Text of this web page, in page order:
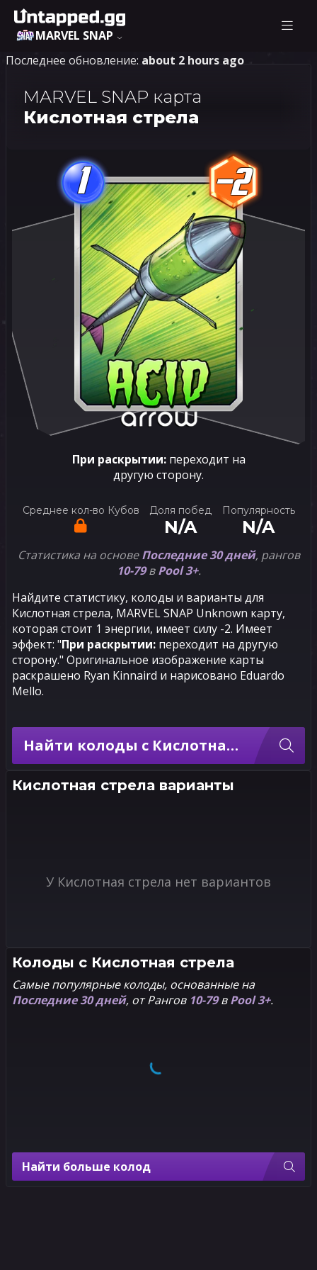
MARVEL SNAP
Последнее обновление: about 2 hours ago
MARVEL SNAP карта
Кислотная стрела
1 -2
При раскрытии:переходит на
другую сторону.
Среднее кол-во Кубов Доля побед
N/A
Популярность
N/A
Статистика на основеПоследние 30 дней, рангов
10-79вPool 3+.
Найдите статистику, колоды и варианты для
Кислотная стрела, MARVEL SNAP Unknown карту,
которая стоит 1 энергии, имеет силу -2. Имеет
эффект: "При раскрытии: переходит на другую
сторону." Оригинальное изображение карты
раскрашено Ryan Kinnaird и нарисовано Eduardo
Mello.
Найти колоды с Кислотная стрела
Кислотная стрела варианты
У Кислотная стрела нет вариантов
Колоды с Кислотная стрела
Самые популярные колоды, основанные на
Последние 30 дней, от Рангов 10-79вPool 3+.
Найти больше колод